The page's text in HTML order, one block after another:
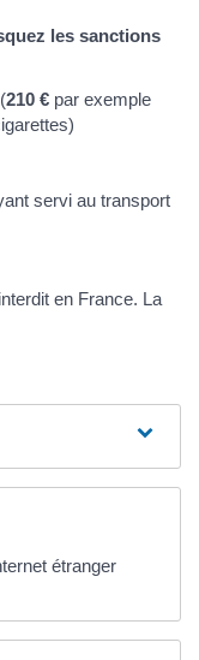
les sanctions
210 € par exemple
servi au transport
en France. La
étranger